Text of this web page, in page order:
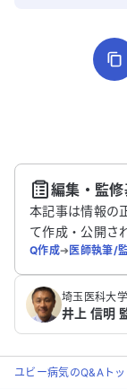
こちらは送信
編集・監
本記事は情報の
て作成・公開さ
Q作成➔医師執筆/
埼玉医科大
井上 信明
ユビー病気のQ&Aト